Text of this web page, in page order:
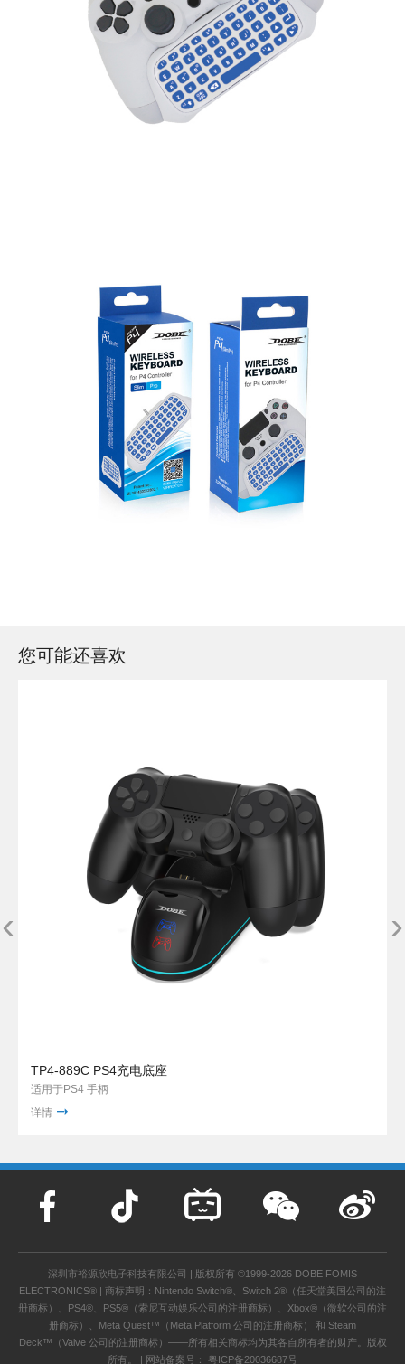
您可能还喜欢
TP4-889C PS4充电底座
适用于PS4 手柄
详情
‹ ›
深圳市裕源欣电子科技有限公司 | 版权所有 ©1999-2026 DOBE FOMIS
ELECTRONICS® | 商标声明：Nintendo Switch®、Switch 2®（任天堂美国公司的注
册商标）、PS4®、PS5®（索尼互动娱乐公司的注册商标）、Xbox®（微软公司的注
册商标）、Meta Quest™（Meta Platform 公司的注册商标） 和 Steam
Deck™（Valve 公司的注册商标）——所有相关商标均为其各自所有者的财产。版权
所有。 | 网站备案号： 粤ICP备20036687号